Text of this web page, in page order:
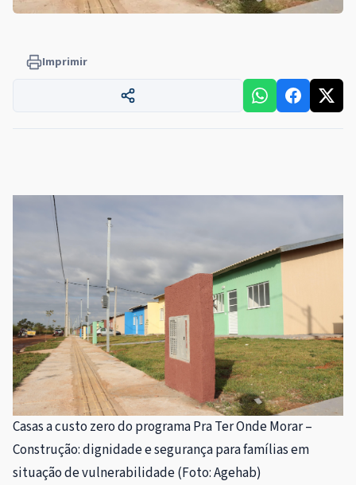
Imprimir
Casas a custo zero do programa Pra Ter Onde Morar –
Construção: dignidade e segurança para famílias em
situação de vulnerabilidade (Foto: Agehab)